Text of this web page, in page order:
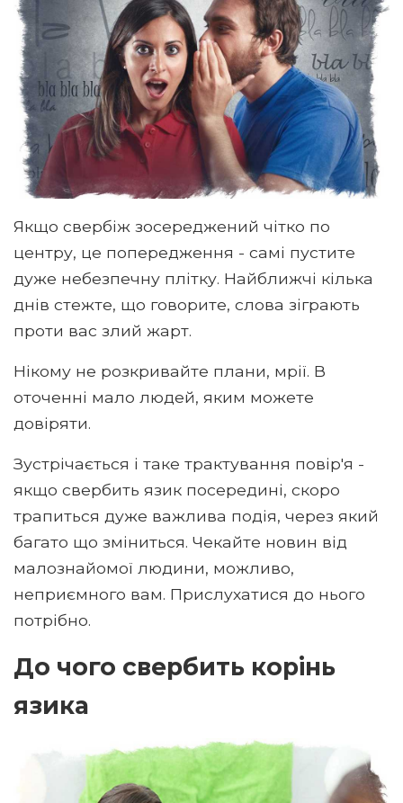
Якщо свербіж зосереджений чітко по
центру, це попередження - самі пустите
дуже небезпечну плітку. Найближчі кілька
днів стежте, що говорите, слова зіграють
проти вас злий жарт.
Нікому не розкривайте плани, мрії. В
оточенні мало людей, яким можете
довіряти.
Зустрічається і таке трактування повір'я -
якщо свербить язик посередині, скоро
трапиться дуже важлива подія, через який
багато що зміниться. Чекайте новин від
малознайомої людини, можливо,
неприємного вам. Прислухатися до нього
потрібно.
До чого свербить корінь
язика